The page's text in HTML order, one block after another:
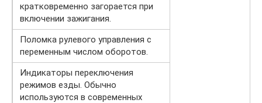
кратковременно загорается при
включении зажигания.
Поломка рулевого управления с
переменным числом оборотов.
Индикаторы переключения
режимов езды. Обычно
используются в современных